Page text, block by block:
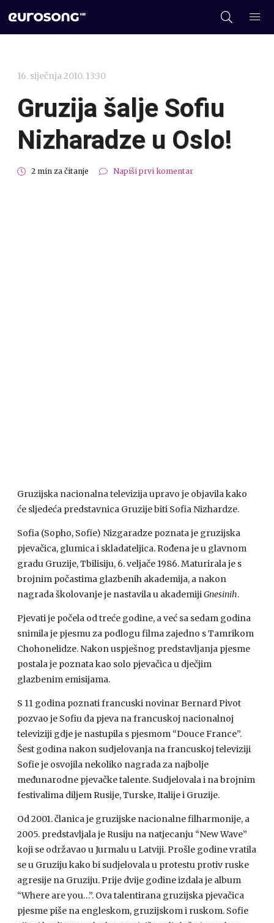
16. siječnja 2010. 13:30
Gruzija šalje Sofiu
Nizharadze u Oslo!
2 min za čitanje Napiši prvi komentar
Gruzijska nacionalna televizija upravo je objavila kako
će sljedeća predstavnica Gruzije biti Sofia Nizhardze.
Sofia (Sopho, Sofie) Nizgaradze poznata je gruzijska
pjevačica, glumica i skladateljica. Rođena je u glavnom
gradu Gruzije, Tbilisiju, 6. veljače 1986. Maturirala je s
brojnim počastima glazbenih akademija, a nakon
nagrada školovanje je nastavila u akademijiGnesinih.
Pjevati je počela od treće godine, a već sa sedam godina
snimila je pjesmu za podlogu filma zajedno s Tamrikom
Chohonelidze. Nakon uspješnog predstavljanja pjesme
postala je poznata kao solo pjevačica u dječjim
glazbenim emisijama.
S 11 godina poznati francuski novinar Bernard Pivot
pozvao je Sofiu da pjeva na francuskoj nacionalnoj
televiziji gdje je nastupila s pjesmom “Douce France”.
Šest godina nakon sudjelovanja na francuskoj televiziji
Sofie je osvojila nekoliko nagrada za najbolje
međunarodne pjevačke talente. Sudjelovala i na brojnim
festivalima diljem Rusije, Turske, Italije i Gruzije.
Od 2001. članica je gruzijske nacionalne filharmonije, a
2005. predstavljala je Rusiju na natjecanju “New Wave”
koji se održavao u Jurmalu u Latviji. Prošle godine vratila
se u Gruziju kako bi sudjelovala u protestu protiv ruske
agresije na Gruziju. Prije dvije godine izdala je album
“Where are you…”. Ova talentirana gruzijska pjevačica
pjesme piše na engleskom, gruzijskom i ruskom. Sofie